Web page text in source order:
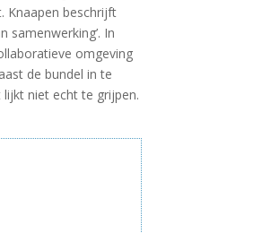
Knaapen beschrijft
samenwerking’. In
omgeving
de bundel in te
niet echt te grijpen.